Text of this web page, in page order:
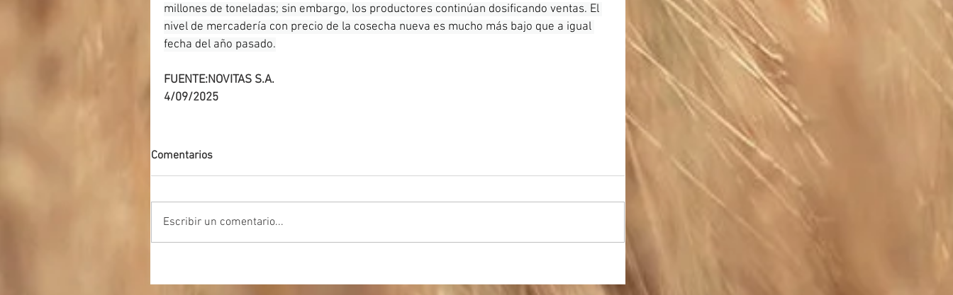
millones de toneladas; sin embargo, los productores continúan dosificando ventas. El
nivel de mercadería con precio de la cosecha nueva es mucho más bajo que a igual
fecha del año pasado.
FUENTE:NOVITAS S.A.
4/09/2025
Comentarios
Escribir un comentario...